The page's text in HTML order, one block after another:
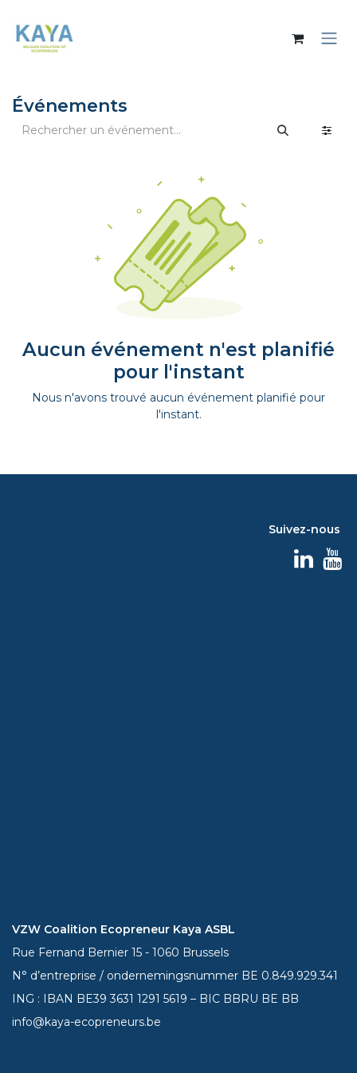
Événements
Aucun événement n'est planifié
pour l'instant
Nous n'avons trouvé aucun événement planifié pour
l'instant.
Suivez-nous
VZW Coalition Ecopreneur Kaya ASBL
Rue Fernand Bernier 15 - 1060 Brussels
N° d’entreprise / ondernemingsnummer BE 0.849.929.341
ING : IBAN BE393631 1291 5619 – BIC BBRU BE BB
info@kaya-ecopreneurs.be